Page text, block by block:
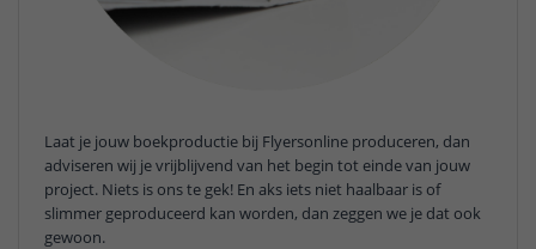
Laat je jouw boekproductie bij Flyersonline produceren, dan
adviseren wij je vrijblijvend van het begin tot einde van jouw
project. Niets is ons te gek! En aks iets niet haalbaar is of
slimmer geproduceerd kan worden, dan zeggen we je dat ook
gewoon.